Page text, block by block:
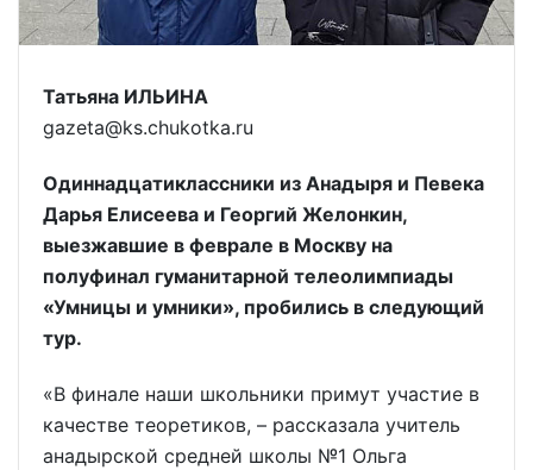
Татьяна ИЛЬИНА
gazeta@ks.chukotka.ru
Одиннадцатиклассники из Анадыря и Певека
Дарья Елисеева и Георгий Желонкин,
выезжавшие в феврале в Москву на
полуфинал гуманитарной телеолимпиады
«Умницы и умники», пробились в следующий
тур.
«В финале наши школьники примут участие в
качестве теоретиков, – рассказала учитель
анадырской средней школы №1 Ольга